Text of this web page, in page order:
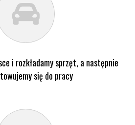
i rozkładamy sprzęt, a następnie
się do pracy